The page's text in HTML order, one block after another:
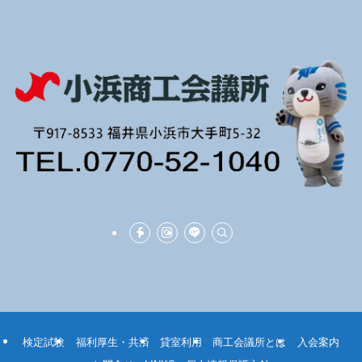
検定試験 福利厚生・共済 貸室利用 商工会議所とは
入会案内